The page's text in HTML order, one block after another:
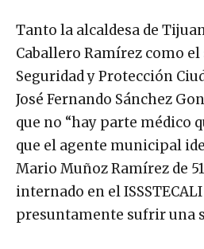
Tanto la alcaldesa de
Caballero Ramírez como
Seguridad y Protección
José Fernando Sánchez
que no “hay parte médico
que el agente municipal
Mario Muñoz Ramírez de
internado en el
presuntamente sufrir una